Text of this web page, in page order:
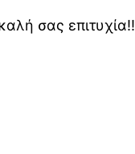
σας επιτυχία!!